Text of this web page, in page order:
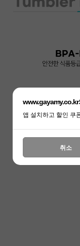
앱 설치하고 할인 쿠
취소